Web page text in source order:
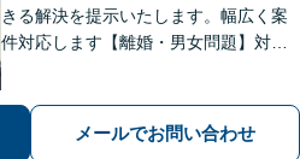
きる解決を提示いたします。幅広く案
件対応します【離婚・男女問題】対応
業展開できるよう、法律家の視点でサ
ポートします！【御器所駅／桜山駅徒
メールでお問い合わせ